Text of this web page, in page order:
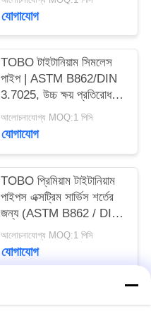
যোগাযোগ
TOBO টাইটানিয়াম সিমলেস
পাইপ | ASTM B862/DIN
3.7025, উচ্চ ক্ষয় প্রতিরোধ
ক্ষমতা ও টেকসই
আলোচনাযোগ্য MOQ:1 পিসি
যোগাযোগ
TOBO প্রিমিয়াম টাইটানিয়াম
পাইপস এক্সট্রিম সার্ভিস শর্তের
জন্য (ASTM B862 / DIN
আলোচনাযোগ্য MOQ:1 পিসি
যোগাযোগ